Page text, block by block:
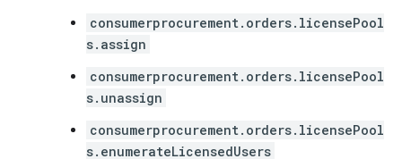
consumerprocurement.orders.licensePool
s.assign
consumerprocurement.orders.licensePool
s.unassign
consumerprocurement.orders.licensePool
s.enumerateLicensedUsers